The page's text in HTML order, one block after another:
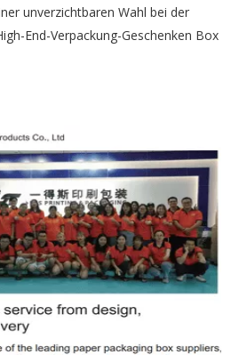
unverzichtbaren Wahl bei der
End-Verpackung-Geschenken Box